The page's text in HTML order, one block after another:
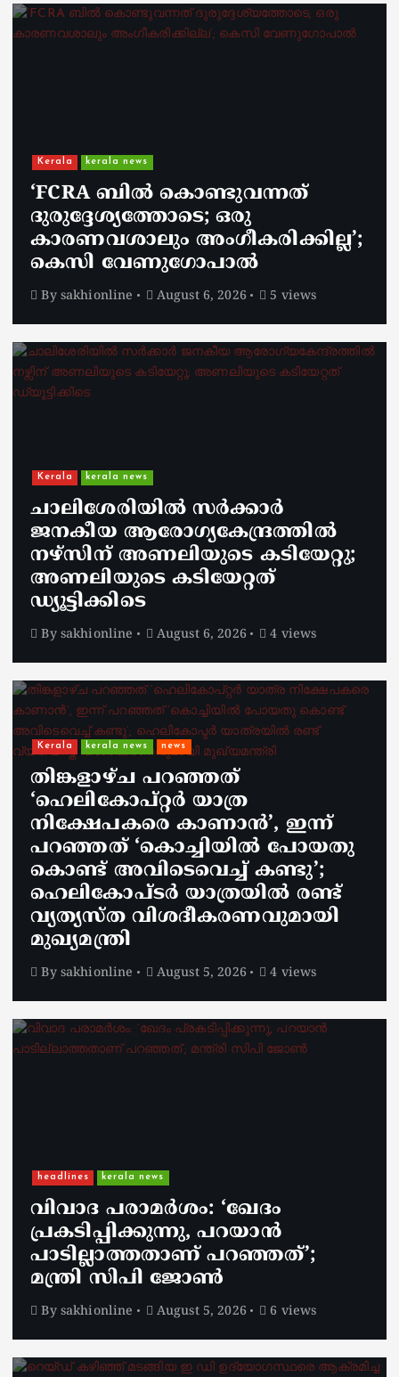
Kerala kerala news
‘FCRA ബിൽ കൊണ്ടുവന്നത്
ദുരുദ്ദേശ്യത്തോടെ; ഒരു
കാരണവശാലും അം​ഗീകരിക്കില്ല’;
കെസി വേണു​ഗോപാൽ
By sakhionline August 6, 2026 5 views
Kerala kerala news
ചാലിശേരിയില്‍ സര്‍ക്കാര്‍
ജനകീയ ആരോഗ്യകേന്ദ്രത്തില്‍
നഴ്സിന് അണലിയുടെ കടിയേറ്റു;
അണലിയുടെ കടിയേറ്റത്
ഡ്യൂട്ടിക്കിടെ
By sakhionline August 6, 2026 4 views
Kerala kerala news news
തിങ്കളാഴ്ച പറഞ്ഞത്
‘ഹെലികോപ്റ്റർ യാത്ര
നിക്ഷേപകരെ കാണാൻ’, ഇന്ന്
പറഞ്ഞത് ‘കൊച്ചിയിൽ പോയതു
കൊണ്ട് അവിടെവെച്ച് കണ്ടു’;
ഹെലികോപ്ടർ യാത്രയിൽ രണ്ട്
വ്യത്യസ്ത വിശദീകരണവുമായി
മുഖ്യമന്ത്രി
By sakhionline August 5, 2026 4 views
headlines kerala news
വിവാദ പരാമർശം: ‘ഖേദം
പ്രകടിപ്പിക്കുന്നു, പറയാൻ
പാടില്ലാത്തതാണ് പറഞ്ഞത്’;
മന്ത്രി സിപി ജോൺ
By sakhionline August 5, 2026 6 views